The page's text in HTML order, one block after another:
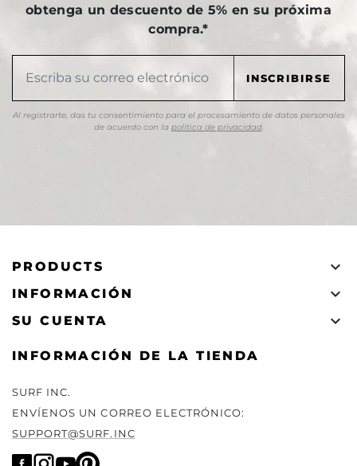
obtenga un descuento de 5% en su próxima
compra.*
Al registrarte, das tu consentimiento para el procesamiento de datos personales
de acuerdo con la política de privacidad.
PRODUCTS 
INFORMACIÓN 
SU CUENTA 
INFORMACIÓN DE LA TIENDA
SURF INC.
ENVÍENOS UN CORREO ELECTRÓNICO:
SUPPORT@SURF.INC